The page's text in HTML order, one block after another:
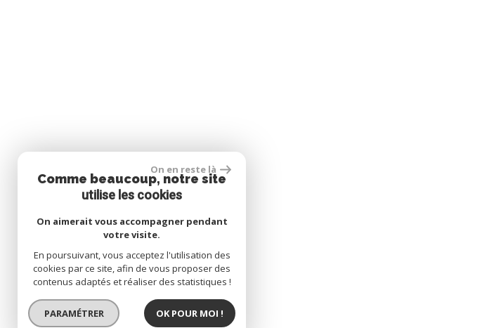
On en reste là
Comme beaucoup, notre site
utilise les cookies
On aimerait vous accompagner pendant
votre visite.
En poursuivant, vous acceptez l'utilisation des
cookies par ce site, afin de vous proposer des
contenus adaptés et réaliser des statistiques !
PARAMÉTRER OK POUR MOI !